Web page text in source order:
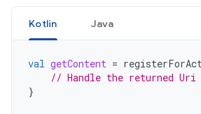
Kotlin Java
val getContent =
// Handle the returned Uri
}